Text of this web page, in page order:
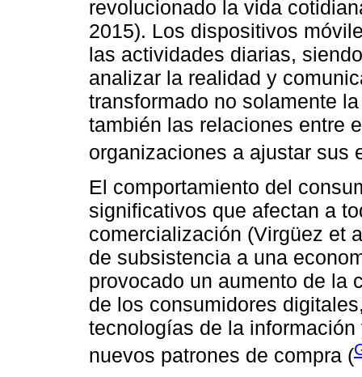
revolucionado la vida
2015). Los dispositivos
las actividades diarias,
analizar la realidad y
transformado no solamente
también las relaciones entre
organizaciones a ajustar sus
El comportamiento del
significativos que afectan a
comercialización (Virgüez et
de subsistencia a una
provocado un aumento de la
de los consumidores
tecnologías de la
nuevos patrones de compra (